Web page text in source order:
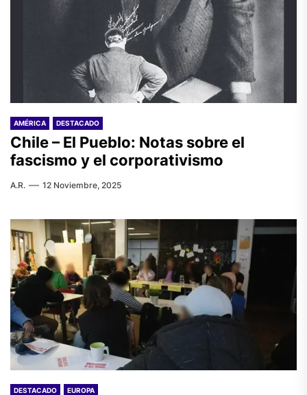
AMÉRICA DESTACADO
Chile – El Pueblo: Notas sobre el
fascismo y el corporativismo
A.R. 12 Noviembre, 2025
DESTACADO EUROPA